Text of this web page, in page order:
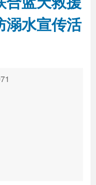
互动交流
溺水宣传活